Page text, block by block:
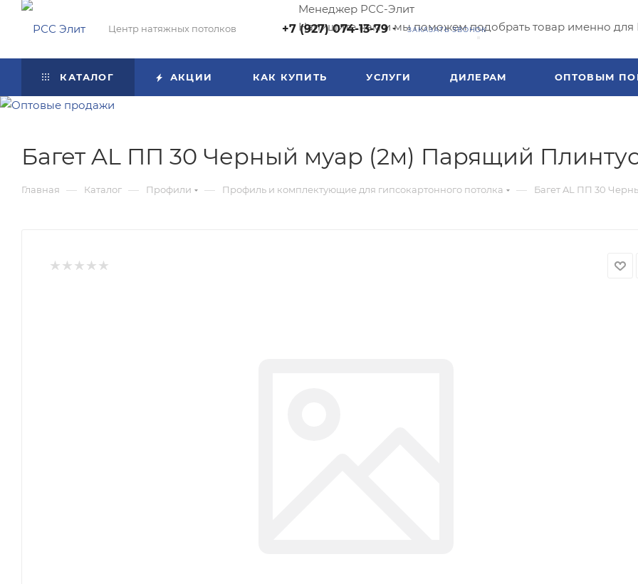
Менеджер РСС-Элит
Напишите нам и мы поможем подобрать товар именно для
Центр натяжных потолков +7 (927) 074-13-79 ЗАКАЗАТЬ ЗВОНОК
КАТАЛОГ АКЦИИ КАК КУПИТЬ УСЛУГИ ДИЛЕРАМ ОПТОВЫМ
Багет AL ПП 30 Черный муар (2м) Парящий
Главная — Каталог — Профили — Профиль и комплектующие для гипсокартонного потолка — Багет AL ПП 30